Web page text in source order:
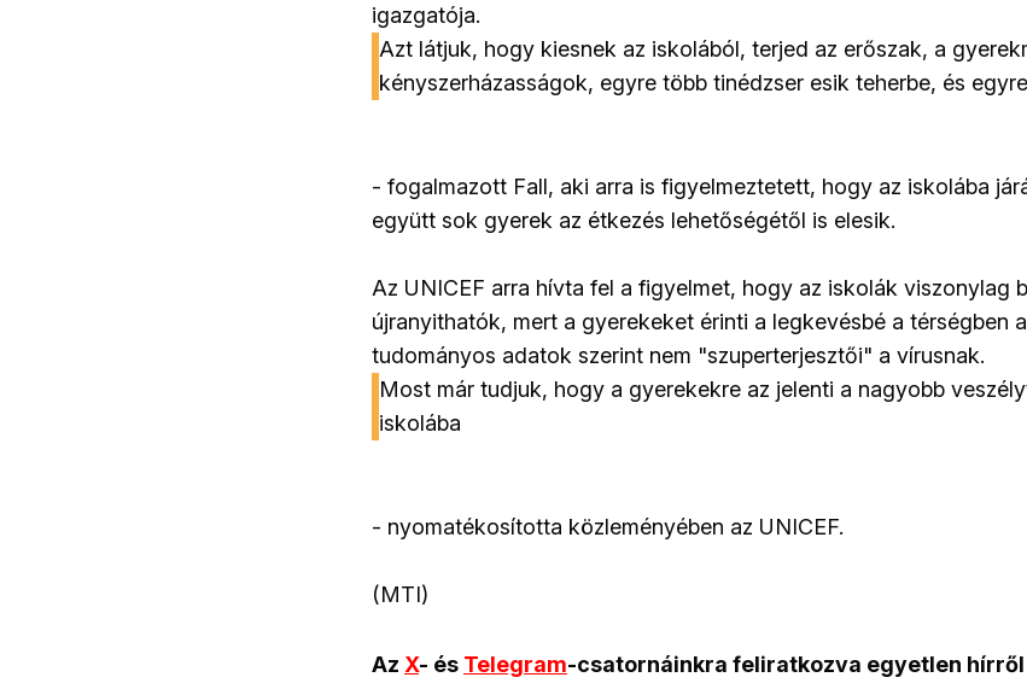
igazgatója.
Azt látjuk, hogy kiesnek az iskolából, terjed az erőszak, a
kényszerházasságok, egyre több tinédzser esik teherbe, és
- fogalmazott Fall, aki arra is figyelmeztetett, hogy az iskolába
együtt sok gyerek az étkezés lehetőségétől is elesik.
Az UNICEF arra hívta fel a figyelmet, hogy az iskolák viszonylag
újranyithatók, mert a gyerekeket érinti a legkevésbé a térségben
tudományos adatok szerint nem "szuperterjesztői" a vírusnak.
Most már tudjuk, hogy a gyerekekre az jelenti a nagyobb
iskolába
- nyomatékosította közleményében az UNICEF.
(MTI)
Az X- és Telegram-csatornáinkra feliratkozva egyetlen hírről